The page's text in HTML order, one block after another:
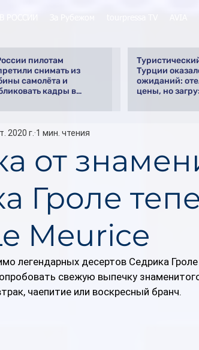
пилотам
снимать из
самолёта и
кадры в
Турции
ожиданий:
цены, но
от
Гроле
Meurice
2020 г. 1 мин. чтения
легендарных десертов Седрика
свежую выпечку
чаепитие или воскресный бранч.